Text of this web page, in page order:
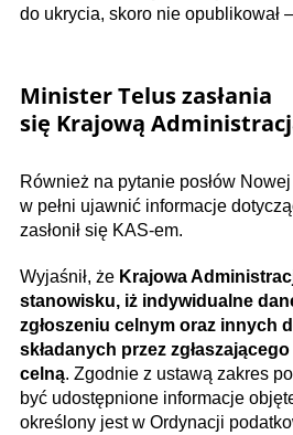
do ukrycia, skoro nie opublikował
Minister Telus zasłania
się Krajową
Również na pytanie posłów
w pełni ujawnić informacje
zasłonił się KAS-em.
Wyjaśnił, że Krajowa
stanowisku, iż indywidualne
zgłoszeniu celnym oraz innych
składanych przez
celną. Zgodnie z ustawą zakres
być udostępnione informacje
określony jest w Ordynacji